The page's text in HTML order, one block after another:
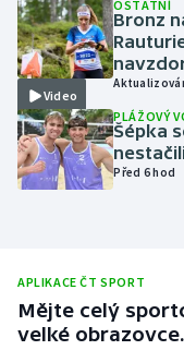
Motorsport
Olympijské hry
Parasport
Plavání
Ragby
Rychlobruslení
Video
OSTATNÍ
Bronz
PLÁŽOVÝ
Šépka
Před 6 hod
APLIKACE ČT SPORT
Mějte celý
velké obrazovce.